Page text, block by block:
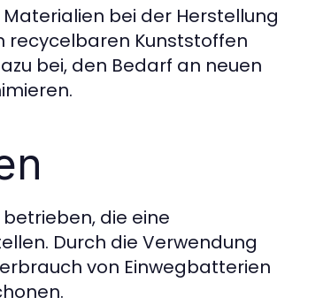
bei der Herstellung
recycelbaren Kunststoffen
bei, den Bedarf an neuen
die eine
Durch die Verwendung
von Einwegbatterien